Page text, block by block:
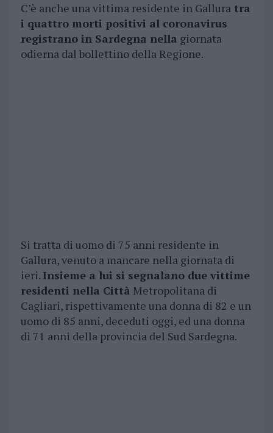
C’è anche una vittima residente in Galluratra
i quattro morti positivi al coronavirus
registrano in Sardegna nella giornata
odierna dal bollettino della Regione.
Si tratta di uomo di 75 anni residente in
Gallura, venuto a mancare nella giornata di
ieri. Insieme a lui si segnalano due vittime
residenti nella Città Metropolitana di
Cagliari, rispettivamente una donna di 82 e un
uomo di 85 anni, deceduti oggi, ed una donna
di 71 anni della provincia del Sud Sardegna.